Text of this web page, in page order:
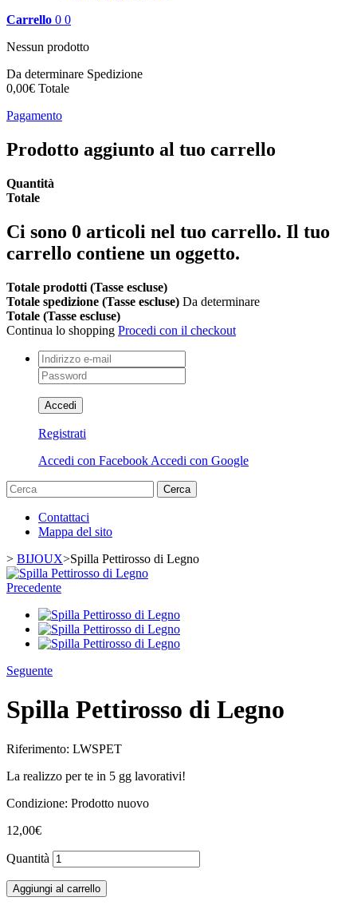
Carrello 0 0
Nessun prodotto
Da determinare Spedizione
0,00€ Totale
Pagamento
Prodotto aggiunto al tuo carrello
Quantità
Totale
Ci sono 0 articoli nel tuo carrello. Il tuo
carrello contiene un oggetto.
Totale prodotti (Tasse escluse)
Totale spedizione (Tasse escluse) Da determinare
Totale (Tasse escluse)
Continua lo shopping Procedi con il checkout
Accedi
Registrati
Accedi con Facebook Accedi con Google
Cerca
Contattaci
Mappa del sito
> BIJOUX>Spilla Pettirosso di Legno
Precedente
Seguente
Spilla Pettirosso di Legno
Riferimento: LWSPET
La realizzo per te in 5 gg lavorativi!
Condizione: Prodotto nuovo
12,00€
Quantità
Aggiungi al carrello